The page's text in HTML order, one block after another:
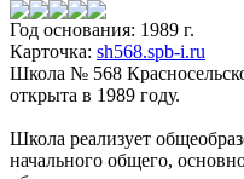
Год основания: 1989 г.
Карточка: sh568.spb-i.ru
Школа № 568
открыта в 1989 году.
Школа реализует
начального общего,